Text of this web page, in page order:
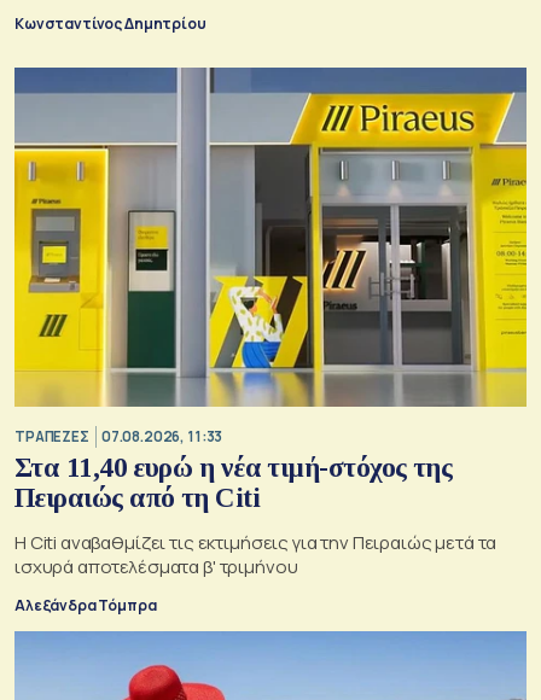
Κωνσταντίνος Δημητρίου
ΤΡΑΠΕΖΕΣ 07.08.2026, 11:33
Στα 11,40 ευρώ η νέα τιμή-στόχος της
Πειραιώς από τη Citi
Η Citi αναβαθμίζει τις εκτιμήσεις για την Πειραιώς μετά τα
ισχυρά αποτελέσματα β' τριμήνου
Αλεξάνδρα Τόμπρα